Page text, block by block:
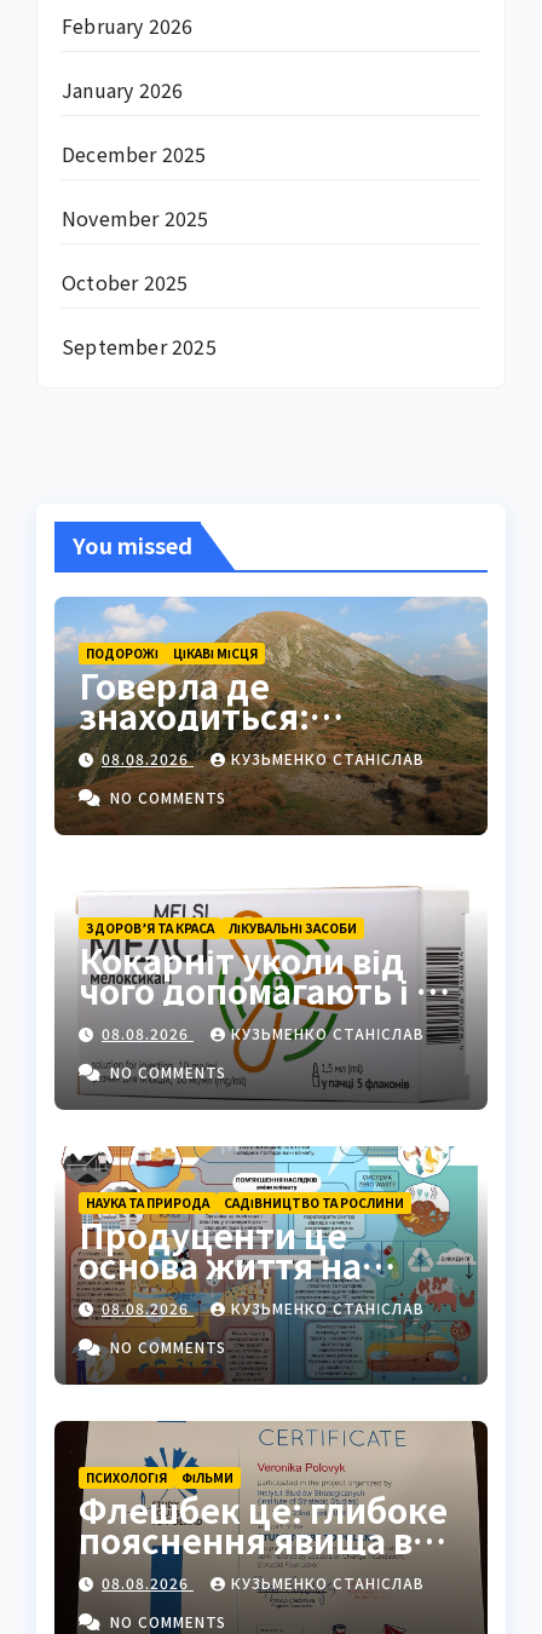
February 2026
January 2026
December 2025
November 2025
October 2025
September 2025
You missed
ПОДОРОЖІ ЦІКАВІ МІСЦЯ
Говерла де
знаходиться:
найвища вершина
України в серці
Карпат
08.08.2026
КУЗЬМЕНКО СТАНІСЛАВ
NO COMMENTS
ЗДОРОВ’Я ТА КРАСА ЛІКУВАЛЬНІ ЗАСОБИ
Кокарніт уколи від
чого допомагають і як
працюють
08.08.2026
КУЗЬМЕНКО СТАНІСЛАВ
NO COMMENTS
НАУКА ТА ПРИРОДА САДІВНИЦТВО ТА РОСЛИНИ
Продуценти це
основа життя на
Землі: повний гід
08.08.2026
КУЗЬМЕНКО СТАНІСЛАВ
NO COMMENTS
ПСИХОЛОГІЯ ФІЛЬМИ
Флешбек це: глибоке
пояснення явища в
психології, кіно та
житті
08.08.2026
КУЗЬМЕНКО СТАНІСЛАВ
NO COMMENTS